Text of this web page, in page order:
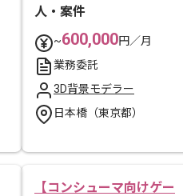
人・案件
~600,000円／月
業務委託
3D背景モデラー
日本橋（東京都）
【コンシューマ向けゲー